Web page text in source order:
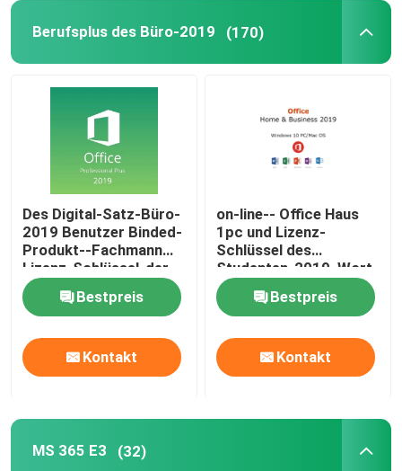
Berufsplus des Büro-2019 (170)
Des Digital-Satz-Büro-
2019 Benutzer Binded-
Produkt--Fachmann
Lizenz-Schlüssel-der
Lebenszeit-1
Bestpreis
Kontakt
on-line-- Office Haus
1pc und Lizenz-
Schlüssel des
Studenten-2019, Wort-
Produkt-Schlüssel des
Hb-2019Bestpreis
Kontakt
MS 365 E3 (32)